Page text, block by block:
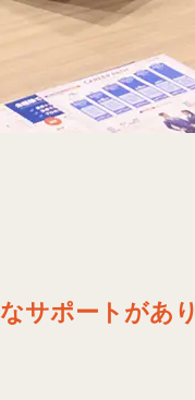
サポートがあり